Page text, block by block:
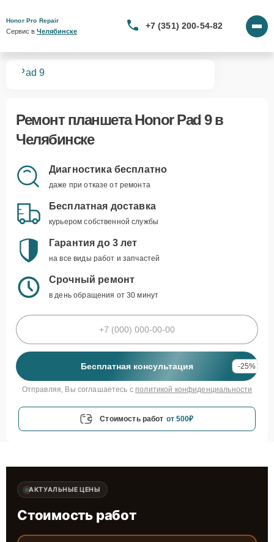
Honor Pro Repair
Сервис в Челябинске
+7 (351) 200-54-82
Pad 9
Ремонт планшета Honor Pad 9в
Челябинске
Диагностика бесплатно
даже при отказе от ремонта
Бесплатная доставка
курьером собственной службы
Гарантия до 3 лет
на все виды работ и запчастей
Срочный ремонт
в день обращения от 30 минут
Бесплатная консультация -25%
Отправляя, Вы соглашаетесь с политикой конфиденциальности
Стоимость работ от 500₽
АКТУАЛЬНЫЕ ЦЕНЫ
Стоимость работ